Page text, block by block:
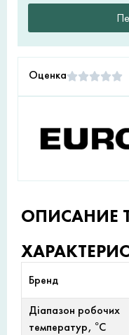
Оценка
ОПИСАНИЕ
Бренд
Діапазон робочих
температур, °С